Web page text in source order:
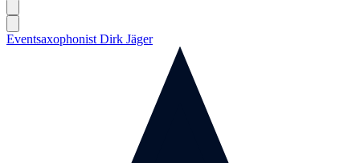
Eventsaxophonist Dirk Jäger